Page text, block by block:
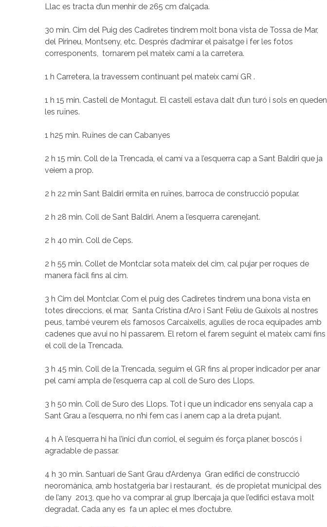
Llac es tracta d’un menhir de 265 cm d’alçada.
30 min. Cim del Puig des Cadiretes tindrem molt bona vista de Tossa de Mar,
del Pirineu, Montseny, etc. Després d’admirar el paisatge i fer les fotos
corresponents, tornarem pel mateix camí a la carretera.
1 h Carretera, la travessem continuant pel mateix camí GR .
1 h 15 min. Castell de Montagut. El castell estava dalt d’un turó i sols en queden
les ruïnes.
1 h25 min. Ruïnes de can Cabanyes
2 h 15 min. Coll de la Trencada, el camí va a l’esquerra cap a Sant Baldiri que ja
veiem a prop.
2 h 22 min Sant Baldiri ermita en ruïnes, barroca de construcció popular.
2 h 28 min. Coll de Sant Baldiri. Anem a l’esquerra carenejant.
2 h 40 min. Coll de Ceps.
2 h 55 min. Collet de Montclar sota mateix del cim, cal pujar per roques de
manera fàcil fins al cim.
3 h Cim del Montclar. Com el puig des Cadiretes tindrem una bona vista en
totes direccions, el mar, Santa Cristina d’Aro i Sant Feliu de Guíxols al nostres
peus, també veurem els famosos Carcaixells, agulles de roca equipades amb
cadenes que avui no hi passarem. El retorn el farem seguint el mateix camí fins
el coll de la Trencada.
3 h 45 min. Coll de la Trencada, seguim el GR fins al proper indicador per anar
pel camí ampla de l’esquerra cap al coll de Suro des Llops.
3 h 50 min. Coll de Suro des Llops. Tot i que un indicador ens senyala cap a
Sant Grau a l’esquerra, no n’hi fem cas i anem cap a la dreta pujant.
4 h A l’esquerra hi ha l’inici d’un corriol, el seguim és força planer, boscós i
agradable de passar.
4 h 30 min. Santuari de Sant Grau d’Ardenya Gran edifici de construcció
neoromànica, amb hostatgeria bar i restaurant, és de propietat municipal des
de l’any 2013, que ho va comprar al grup Ibercaja ja que l’edifici estava molt
degradat. Cada any es fa un aplec el mes d’octubre.